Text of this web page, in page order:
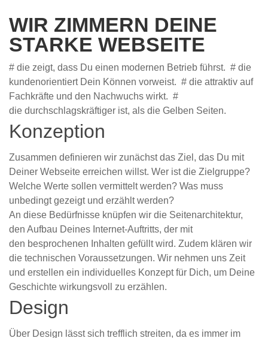
WIR ZIMMERN DEINE
STARKE WEBSEITE
# die zeigt, dass Du einen modernen Betrieb führst. # die
kundenorientiert Dein Können vorweist. # die attraktiv auf
Fachkräfte und den Nachwuchs wirkt. #
die durchschlagskräftiger ist, als die Gelben Seiten.
Konzeption
Zusammen definieren wir zunächst das Ziel, das Du mit
Deiner Webseite erreichen willst. Wer ist die Zielgruppe?
Welche Werte sollen vermittelt werden? Was muss
unbedingt gezeigt und erzählt werden?
An diese Bedürfnisse knüpfen wir die Seitenarchitektur,
den Aufbau Deines Internet-Auftritts, der mit
den besprochenen Inhalten gefüllt wird. Zudem klären wir
die technischen Voraussetzungen. Wir nehmen uns Zeit
und erstellen ein individuelles Konzept für Dich, um Deine
Geschichte wirkungsvoll zu erzählen.
Design
Über Design lässt sich trefflich streiten, da es immer im